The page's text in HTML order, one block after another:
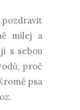
milej a
s sebou
proč
psa